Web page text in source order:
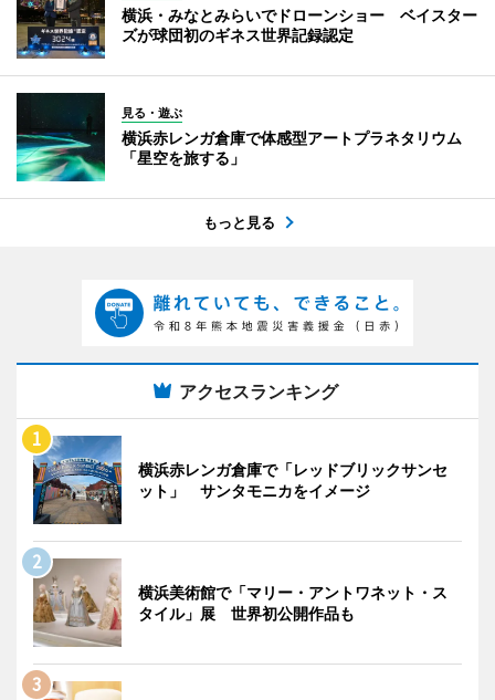
横浜・みなとみらいでドローンショー ベイスター
ズが球団初のギネス世界記録認定
見る・遊ぶ
横浜赤レンガ倉庫で体感型アートプラネタリウム
「星空を旅する」
もっと見る
アクセスランキング
横浜赤レンガ倉庫で「レッドブリックサンセ
ット」 サンタモニカをイメージ
横浜美術館で「マリー・アントワネット・ス
タイル」展 世界初公開作品も